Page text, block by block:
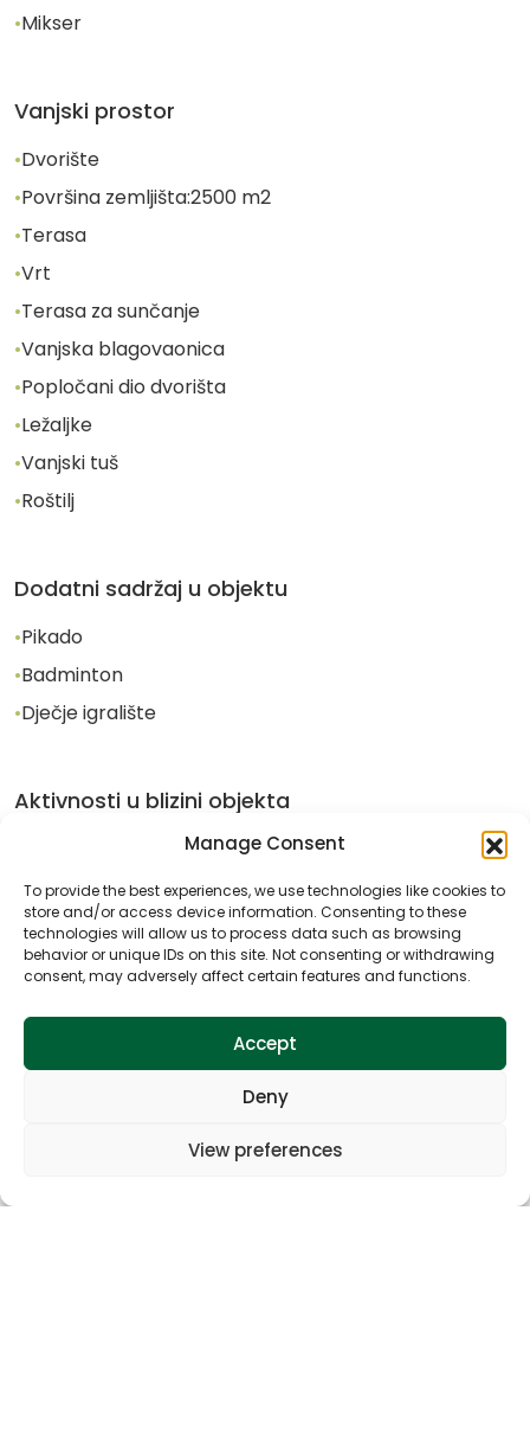
Manage Consent
To provide the best experiences, we use technologies like cookies to
store and/or access device information. Consenting to these
technologies will allow us to process data such as browsing
behavior or unique IDs on this site. Not consenting or withdrawing
consent, may adversely affect certain features and functions.
Accept
Deny
View preferences
•Mikser
Vanjski prostor
•Dvorište
•Površina zemljišta:2500 m2
•Terasa
•Vrt
•Terasa za sunčanje
•Vanjska blagovaonica
•Popločani dio dvorišta
•Ležaljke
•Vanjski tuš
•Roštilj
Dodatni sadržaj u objektu
•Pikado
•Badminton
•Dječje igralište
Aktivnosti u blizini objekta
Teniski teren na otvorenom
Biciklizam
Jahanje